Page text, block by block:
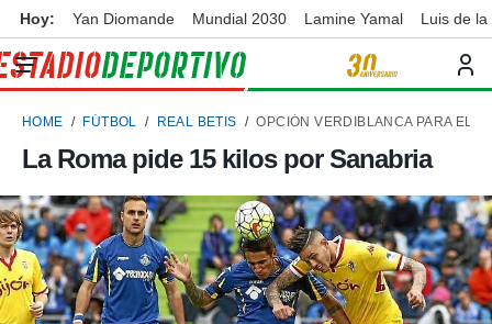
de
por
para
que se
calidad.
a este
las
Hoy: Yan Diomande Mundial 2030 Lamine Yamal Luis de
HOME FÚTBOL REAL BETIS OPCIÓN VERDIBLANCA PARA EL
La Roma pide 15 kilos por Sanabria